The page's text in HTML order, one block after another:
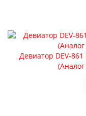
Девиатор DEV-